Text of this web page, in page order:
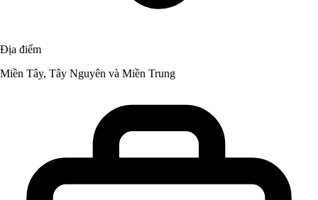
Địa điểm
Miền Tây, Tây Nguyên và Miền Trung